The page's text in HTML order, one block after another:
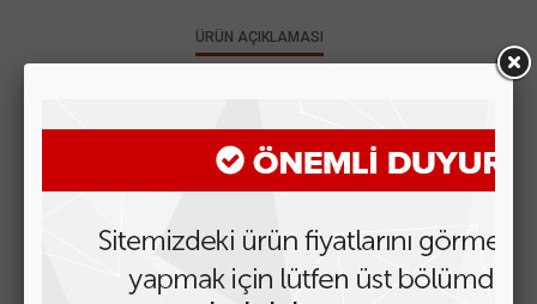
ÜRÜN AÇIKLAMASI
BENZER ÜRÜNLER
C-09 ÇOCUK SIRT ÇANTASI
Fiyatı Görmek için Tıklayın